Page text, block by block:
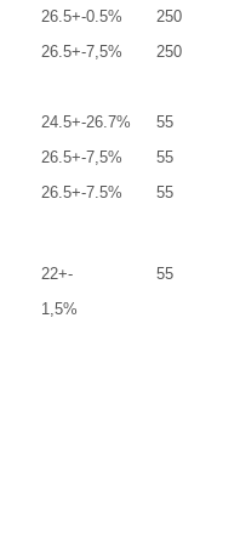
26.5+-0.5% 250
26.5+-7,5% 250
24.5+-26.7% 55
26.5+-7,5% 55
26.5+-7.5% 55
22+-
1,5%
55